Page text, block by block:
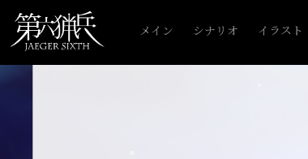
メイン シナリオ イラスト